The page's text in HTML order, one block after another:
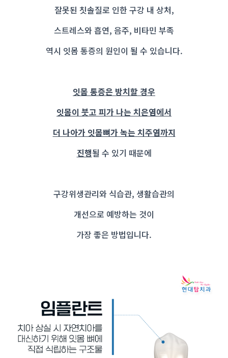
잘못된 칫솔질로 인한 구강 내 상처,
스트레스와 흡연, 음주, 비타민 부족
역시 잇몸 통증의 원인이 될 수 있습니다.
잇몸 통증은 방치할 경우
잇몸이 붓고 피가 나는 치은염에서
더 나아가 잇몸뼈가 녹는 치주염까지
진행될 수 있기 때문에
구강위생관리와 식습관, 생활습관의
개선으로 예방하는 것이
가장 좋은 방법입니다.